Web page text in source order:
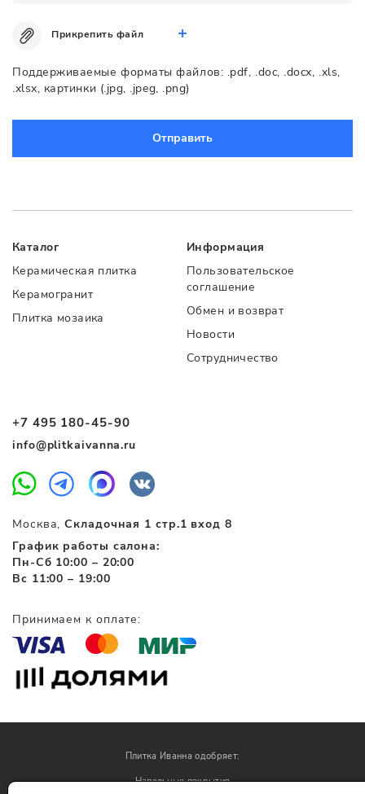
Прикрепить файл
Поддерживаемые форматы файлов: .pdf, .doc, .docx, .xls,
.xlsx, картинки (.jpg, .jpeg, .png)
Отправить
+7 495 180-45-90
info@plitkaivanna.ru
Москва,Складочная 1 стр.1 вход 8
График работы салона:
Пн-Сб 10:00 – 20:00
Вс 11:00 – 19:00
Каталог
Керамическая плитка
Керамогранит
Плитка мозаика
Информация
Пользовательское
соглашение
Обмен и возврат
Новости
Сотрудничество
Принимаем к оплате:
Плитка Иванна одобряет:
Напольные покрытия